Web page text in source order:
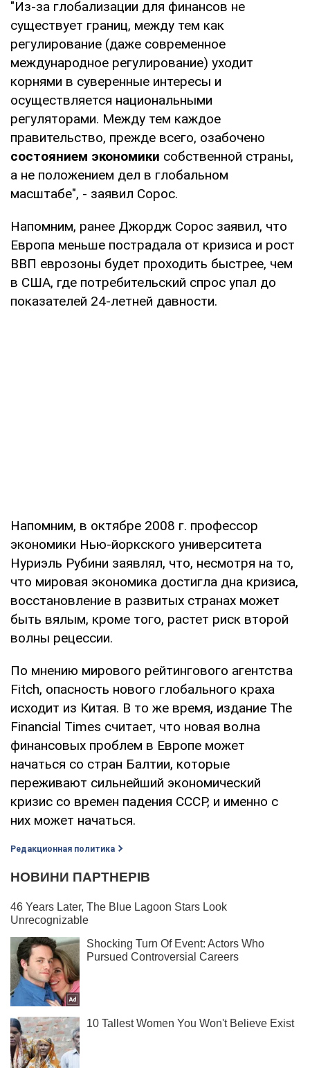
"Из-за глобализации для финансов не
существует границ, между тем как
регулирование (даже современное
международное регулирование) уходит
корнями в суверенные интересы и
осуществляется национальными
регуляторами. Между тем каждое
правительство, прежде всего, озабочено
состоянием экономики собственной страны,
а не положением дел в глобальном
масштабе", - заявил Сорос.
Напомним, ранее Джордж Сорос заявил, что
Европа меньше пострадала от кризиса и рост
ВВП еврозоны будет проходить быстрее, чем
в США, где потребительский спрос упал до
показателей 24-летней давности.
Напомним, в октябре 2008 г. профессор
экономики Нью-йоркского университета
Нуриэль Рубини заявлял, что, несмотря на то,
что мировая экономика достигла дна кризиса,
восстановление в развитых странах может
быть вялым, кроме того, растет риск второй
волны рецессии.
По мнению мирового рейтингового агентства
Fitch, опасность нового глобального краха
исходит из Китая. В то же время, издание The
Financial Times считает, что новая волна
финансовых проблем в Европе может
начаться со стран Балтии, которые
переживают сильнейший экономический
кризис со времен падения СССР, и именно с
них может начаться.
Редакционная политика